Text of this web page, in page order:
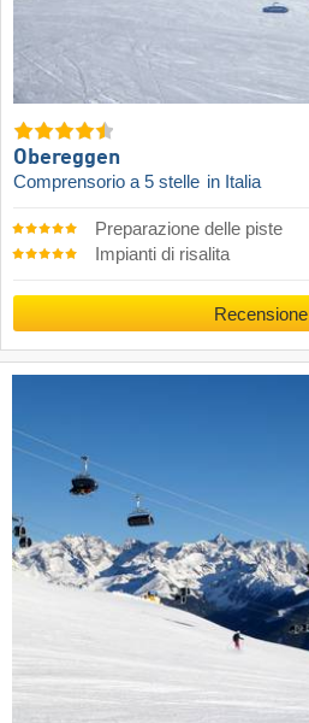
Obereggen
Comprensorio a 5 stelle in Italia
Preparazione delle piste
Impianti di risalita
Recensione